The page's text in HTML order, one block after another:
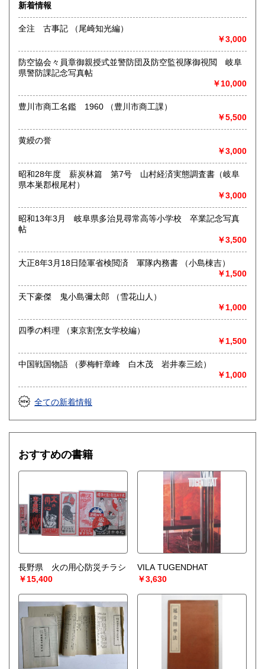
最寄駅：名古屋市営地下鉄鶴舞線
営業時間：12:00～18:00
定休日：火曜日定休(仕入れのため不定休となる場合がござい
書籍の買取について
また、江戸期からの古地図、刷り物など、視覚的に当時の様
子がわかる資料に力を入れております。
す。
どうぞお気軽にご相談ください。
取り扱い分野
歴史、社会科学、自然科学、美術工芸、国語国文、古典籍、
近代文献、趣味、サブカルチャー、古書一般（その他）
新着情報
全注 古事記 （尾崎知光編）
￥3,000
防空協会々員章御親授式並警防団及防空監視隊御視閲 岐阜
県警防課記念写真帖
￥10,000
豊川市商工名鑑 1960 （豊川市商工課）
￥5,500
黄綬の誉
￥3,000
昭和28年度 薪炭林篇 第7号 山村経済実態調査書（岐阜
県本巣郡根尾村）
￥3,000
昭和13年3月 岐阜県多治見尋常高等小学校 卒業記念写真
帖
￥3,500
大正8年3月18日陸軍省検閲済 軍隊内務書 （小島棟吉）
￥1,500
天下豪傑 鬼小島彌太郎 （雪花山人）
￥1,000
四季の料理 （東京割烹女学校編）
￥1,500
中国戦国物語 （夢梅軒章峰 白木茂 岩井泰三絵）
￥1,000
全ての新着情報
おすすめの書籍
長野県 火の用心防災チラシ
￥15,400
VILA TUGENDHAT
￥3,630